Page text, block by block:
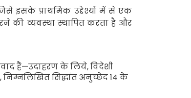
इसके प्राथमिक उद्देश्यों में से एक
की व्यवस्था स्थापित करता है और
हैं—उदाहरण के लिये,विदेशी
,निम्नलिखित सिद्धांत अनुच्छेद14के